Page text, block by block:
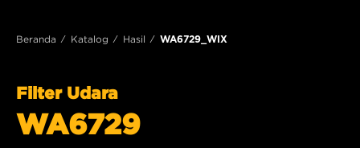
Beranda Katalog Hasil WA6729_WIX
Filter Udara
WA6729